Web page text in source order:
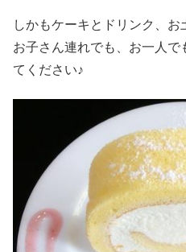
しかもケーキとドリンク、お
お子さん連れでも、お一人
てください♪